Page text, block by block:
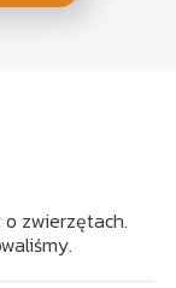
zwierzętach.